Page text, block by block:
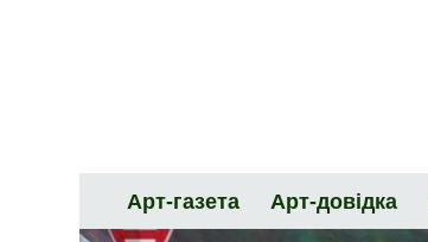
Арт-газета Арт-довідка